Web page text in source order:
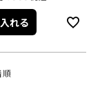
れる
順